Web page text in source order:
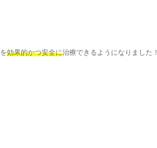
効果的かつ安全に治療できるようになりました！